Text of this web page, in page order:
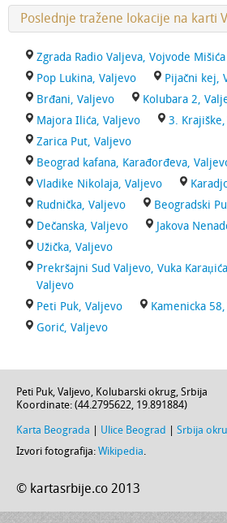
Poslednje tražene lokacije na karti
Zgrada Radio Valjeva, Vojvode
Pop Lukina, Valjevo
Pijačni kej,
Brđani, Valjevo
Kolubara 2,
Majora Ilića, Valjevo
3.
Zarica Put, Valjevo
Beograd kafana, Karađorđeva,
Vladike Nikolaja, Valjevo
Rudnička, Valjevo
Beogradski
Dečanska, Valjevo
Jakova
Užička, Valjevo
Prekršajni Sud Valjevo, Vuka
Valjevo
Peti Puk, Valjevo
Kamenicka
Gorić, Valjevo
Peti Puk, Valjevo, Kolubarski okrug, Srbija
Koordinate: (44.2795622, 19.891884)
Karta Beograda Ulice Beograd
Srbija
Izvori fotografija: Wikipedia.
© kartasrbije.co 2013